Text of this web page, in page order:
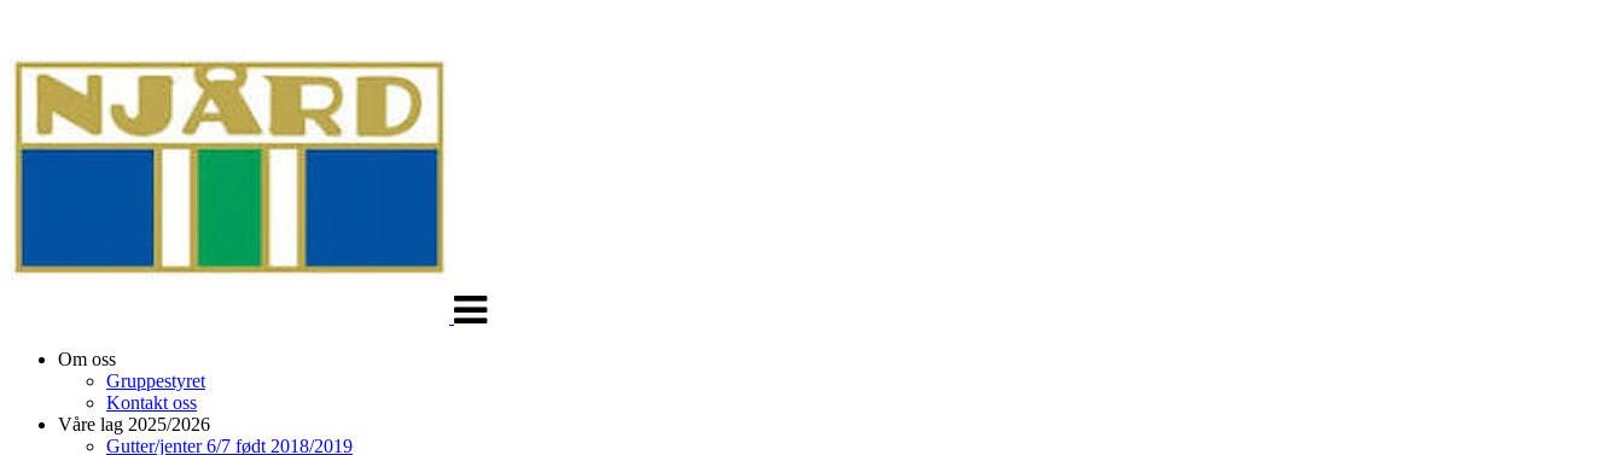
Om oss
Gruppestyret
Kontakt oss
Våre lag 2025/2026
Gutter/jenter 6/7 født 2018/2019